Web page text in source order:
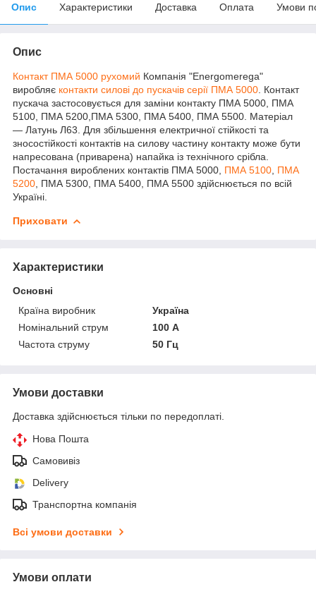
Опис Характеристики Доставка Оплата Умови
Опис
Контакт ПМА 5000 рухомий Компанія "Energomerega"
виробляє контакти силові до пускачів серії ПМА 5000 . Контакт
пускача застосовується для заміни контакту ПМА 5000, ПМА
5100, ПМА 5200,ПМА 5300, ПМА 5400, ПМА 5500. Матеріал
— Латунь Л63. Для збільшення електричної стійкості та
зносостійкості контактів на силову частину контакту може бути
напресована (приварена) напайка із технічного срібла.
Постачання вироблених контактів ПМА 5000, ПМА 5100 ПМА
5200 , ПМА 5300, ПМА 5400, ПМА 5500 здійснюється по всій
Україні.
Приховати
Характеристики
Основні
Країна виробник
Україна
Номінальний струм
100 А
Частота струму
50 Гц
Умови доставки
Доставка здійснюється тільки по передоплаті.
Нова Пошта
Самовивіз
Delivery
Транспортна компанія
Всі умови доставки
Умови оплати